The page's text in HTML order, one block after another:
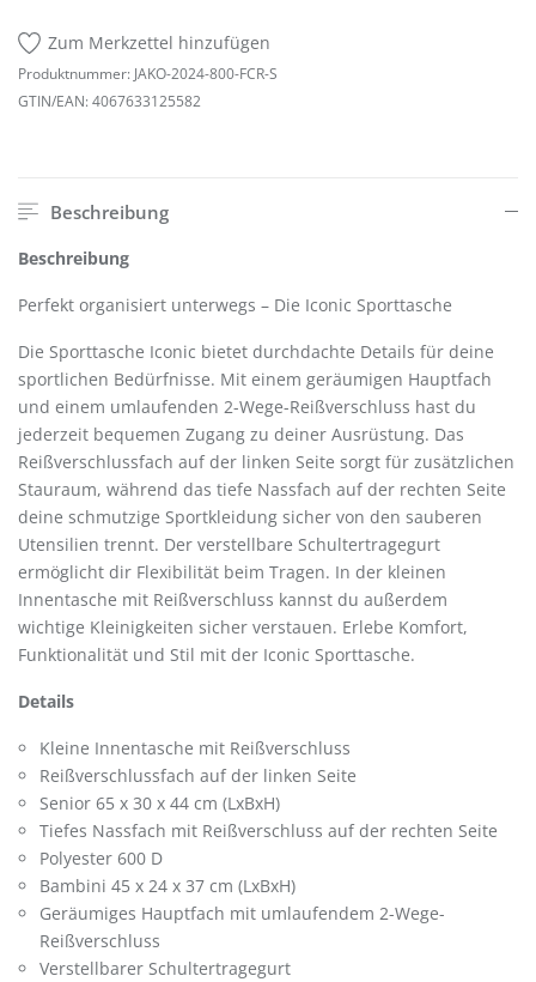
Zum Merkzettel hinzufügen
Produktnummer: JAKO-2024-800-FCR-S
GTIN/EAN: 4067633125582
Beschreibung
Beschreibung
Perfekt organisiert unterwegs – Die Iconic Sporttasche
Die Sporttasche Iconic bietet durchdachte Details für deine
sportlichen Bedürfnisse. Mit einem geräumigen Hauptfach
und einem umlaufenden 2-Wege-Reißverschluss hast du
jederzeit bequemen Zugang zu deiner Ausrüstung. Das
Reißverschlussfach auf der linken Seite sorgt für zusätzlichen
Stauraum, während das tiefe Nassfach auf der rechten Seite
deine schmutzige Sportkleidung sicher von den sauberen
Utensilien trennt. Der verstellbare Schultertragegurt
ermöglicht dir Flexibilität beim Tragen. In der kleinen
Innentasche mit Reißverschluss kannst du außerdem
wichtige Kleinigkeiten sicher verstauen. Erlebe Komfort,
Funktionalität und Stil mit der Iconic Sporttasche.
Details
Kleine Innentasche mit Reißverschluss
Reißverschlussfach auf der linken Seite
Senior 65 x 30 x 44 cm (LxBxH)
Tiefes Nassfach mit Reißverschluss auf der rechten Seite
Polyester 600 D
Bambini 45 x 24 x 37 cm (LxBxH)
Geräumiges Hauptfach mit umlaufendem 2-Wege-
Reißverschluss
Verstellbarer Schultertragegurt